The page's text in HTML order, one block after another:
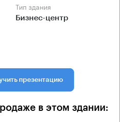
Тип здания
Бизнес-центр
презентацию
в этом здании: